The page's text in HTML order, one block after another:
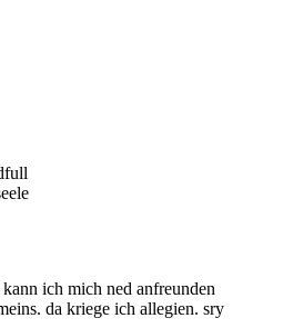
ich mich ned anfreunden
da kriege ich allegien. sry